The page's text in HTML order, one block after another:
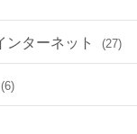
ンターネット (27)
(6)